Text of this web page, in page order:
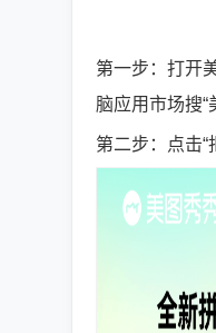
第一步：打开
脑应用市场搜“
第二步：点击“